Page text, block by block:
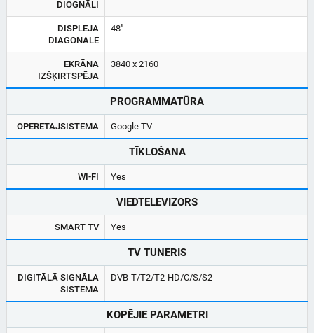
DIOGNĀLI
DISPLEJA
DIAGONĀLE
48"
EKRĀNA
IZŠĶIRTSPĒJA
3840 x 2160
PROGRAMMATŪRA
OPERĒTĀJSISTĒMA Google TV
TĪKLOŠANA
WI-FI Yes
VIEDTELEVIZORS
SMART TV Yes
TV TUNERIS
DIGITĀLĀ SIGNĀLA
SISTĒMA
DVB-T/T2/T2-HD/C/S/S2
KOPĒJIE PARAMETRI